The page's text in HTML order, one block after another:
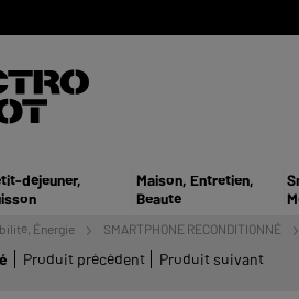
déjeuner,
Maison, Entretien,
Beauté
Énergie SMARTPHONE RECONDITIONNÉ
Produit précédent Produit suivant